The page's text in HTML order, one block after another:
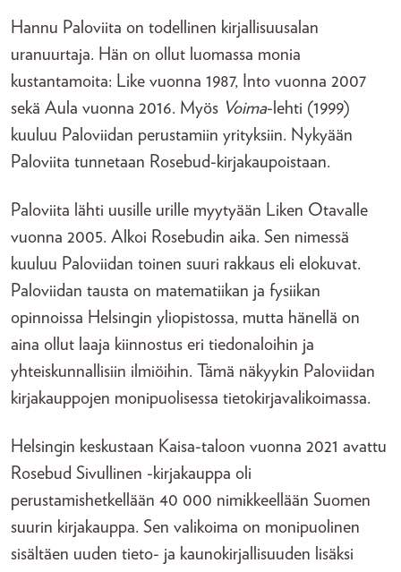
Hannu Paloviita on todellinen kirjallisuusalan
uranuurtaja. Hän on ollut luomassa monia
kustantamoita: Like vuonna 1987, Into vuonna 2007
sekä Aula vuonna 2016. Myös Voima-lehti (1999)
kuuluu Paloviidan perustamiin yrityksiin. Nykyään
Paloviita tunnetaan Rosebud-kirjakaupoistaan.
Paloviita lähti uusille urille myytyään Liken Otavalle
vuonna 2005. Alkoi Rosebudin aika. Sen nimessä
kuuluu Paloviidan toinen suuri rakkaus eli elokuvat.
Paloviidan tausta on matematiikan ja fysiikan
opinnoissa Helsingin yliopistossa, mutta hänellä on
aina ollut laaja kiinnostus eri tiedonaloihin ja
yhteiskunnallisiin ilmiöihin. Tämä näkyykin Paloviidan
kirjakauppojen monipuolisessa tietokirjavalikoimassa.
Helsingin keskustaan Kaisa-taloon vuonna 2021 avattu
Rosebud Sivullinen -kirjakauppa oli
perustamishetkellään 40 000 nimikkeellään Suomen
suurin kirjakauppa. Sen valikoima on monipuolinen
sisältäen uuden tieto- ja kaunokirjallisuuden lisäksi